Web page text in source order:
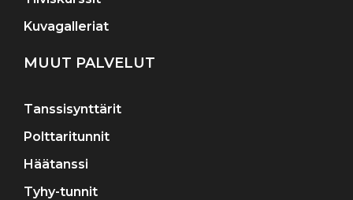
Kuvagalleriat
MUUT PALVELUT
Tanssisynttärit
Polttaritunnit
Häätanssi
Tyhy-tunnit